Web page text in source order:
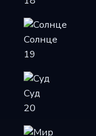
Солнце
19
Суд
20